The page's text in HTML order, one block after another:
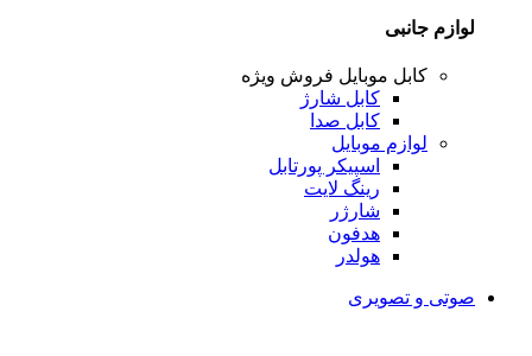
لوازم جانبی
کابل موبایل فروش ویژه
کابل شارژ
کابل صدا
لوازم موبایل
اسپیکر پورتابل
رینگ لایت
شارژر
هدفون
هولدر
صوتی و تصویری